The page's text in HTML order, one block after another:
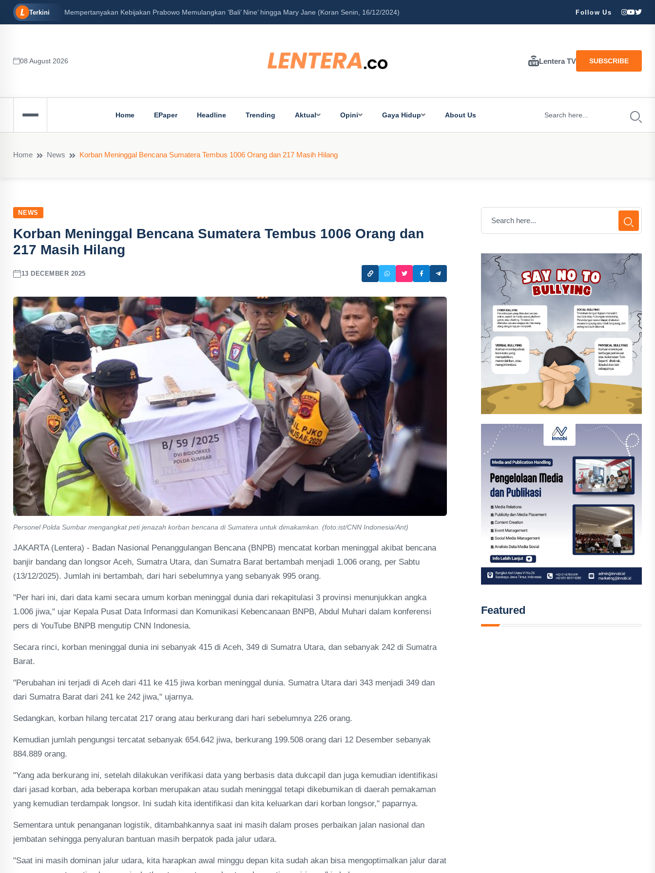
Terkini Mempertanyakan Kebijakan Prabowo Memulangkan ‘Bali’ Nine’ hingga Mary Jane (Koran Senin, 16/12/2024) Follow Us
08 August 2026 Lentera TV SUBSCRIBE
Home EPaper Headline Trending Aktual Opini Gaya Hidup About Us
Home News Korban Meninggal Bencana Sumatera Tembus 1006 Orang dan 217 Masih Hilang
NEWS
Korban Meninggal Bencana Sumatera Tembus 1006 Orang dan
217 Masih Hilang
13 DECEMBER 2025
Personel Polda Sumbar mengangkat peti jenazah korban bencana di Sumatera untuk dimakamkan. (foto:ist/CNN Indonesia/Ant)
JAKARTA (Lentera) - Badan Nasional Penanggulangan Bencana (BNPB) mencatat korban meninggal akibat bencana
banjir bandang dan longsor Aceh, Sumatra Utara, dan Sumatra Barat bertambah menjadi 1.006 orang, per Sabtu
(13/12/2025). Jumlah ini bertambah, dari hari sebelumnya yang sebanyak 995 orang.
"Per hari ini, dari data kami secara umum korban meninggal dunia dari rekapitulasi 3 provinsi menunjukkan angka
1.006 jiwa," ujar Kepala Pusat Data Informasi dan Komunikasi Kebencanaan BNPB, Abdul Muhari dalam konferensi
pers di YouTube BNPB mengutip CNN Indonesia.
Secara rinci, korban meninggal dunia ini sebanyak 415 di Aceh, 349 di Sumatra Utara, dan sebanyak 242 di Sumatra
Barat.
"Perubahan ini terjadi di Aceh dari 411 ke 415 jiwa korban meninggal dunia. Sumatra Utara dari 343 menjadi 349 dan
dari Sumatra Barat dari 241 ke 242 jiwa," ujarnya.
Sedangkan, korban hilang tercatat 217 orang atau berkurang dari hari sebelumnya 226 orang.
Kemudian jumlah pengungsi tercatat sebanyak 654.642 jiwa, berkurang 199.508 orang dari 12 Desember sebanyak
884.889 orang.
"Yang ada berkurang ini, setelah dilakukan verifikasi data yang berbasis data dukcapil dan juga kemudian identifikasi
dari jasad korban, ada beberapa korban merupakan atau sudah meninggal tetapi dikebumikan di daerah pemakaman
yang kemudian terdampak longsor. Ini sudah kita identifikasi dan kita keluarkan dari korban longsor," paparnya.
Sementara untuk penanganan logistik, ditambahkannya saat ini masih dalam proses perbaikan jalan nasional dan
jembatan sehingga penyaluran bantuan masih berpatok pada jalur udara.
"Saat ini masih dominan jalur udara, kita harapkan awal minggu depan kita sudah akan bisa mengoptimalkan jalur darat
Featured